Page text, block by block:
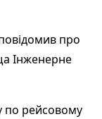
про
Інженерне
по рейсовому